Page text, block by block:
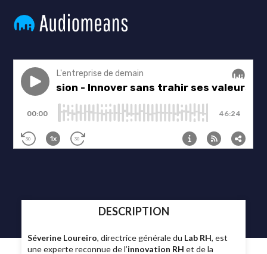
DESCRIPTION
Séverine Loureiro, directrice générale du Lab RH, est
une experte reconnue de l’innovation RH et de la